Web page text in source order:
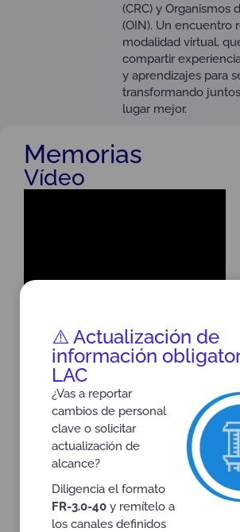
(CRC) y Organismos
(OIN). Un encuentro
modalidad virtual,
compartir
y aprendizajes para
transformando
lugar mejor.
Memorias
Vídeo
Presentación
⚠️ Actualización de
información
LAC
¿Vas a reportar
cambios de personal
clave o solicitar
actualización de
alcance?
Diligencia el formato
FR-3.0-40y remítelo a
los canales definidos